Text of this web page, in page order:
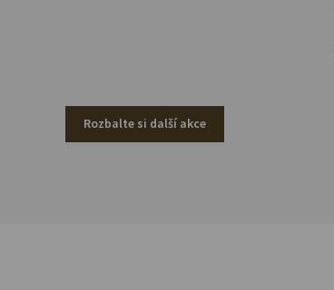
Rozbalte si další akce